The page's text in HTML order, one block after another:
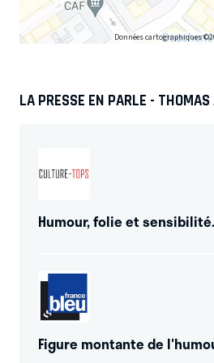
Données cartographiques
LA PRESSE EN PARLE - THOMAS
Humour, folie et sensibilité.
Figure montante de